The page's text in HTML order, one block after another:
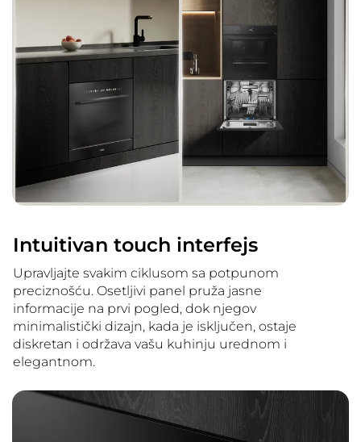
Intuitivan touch interfejs
Upravljajte svakim ciklusom sa potpunom
preciznošću. Osetljivi panel pruža jasne
informacije na prvi pogled, dok njegov
minimalistički dizajn, kada je isključen, ostaje
diskretan i održava vašu kuhinju urednom i
elegantnom.